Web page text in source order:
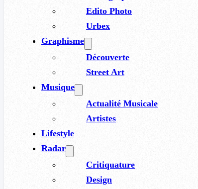
Edito Photo
Urbex
Graphisme
Découverte
Street Art
Musique
Actualité Musicale
Artistes
Lifestyle
Radar
Critiquature
Design